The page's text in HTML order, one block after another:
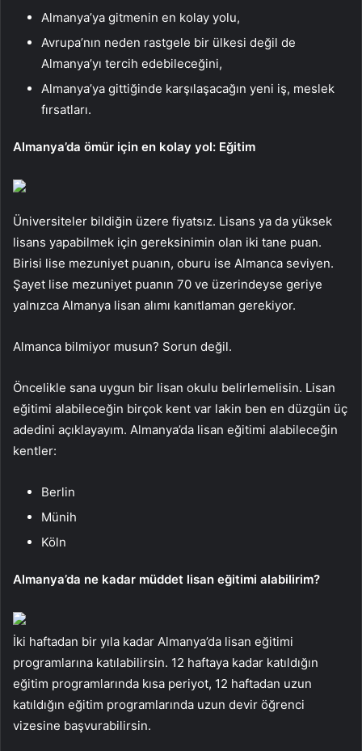
Almanya’ya gitmenin en kolay yolu,
Avrupa’nın neden rastgele bir ülkesi değil de
Almanya’yı tercih edebileceğini,
Almanya’ya gittiğinde karşılaşacağın yeni iş, meslek
fırsatları.
Almanya’da ömür için en kolay yol: Eğitim
Üniversiteler bildiğin üzere fiyatsız. Lisans ya da yüksek
lisans yapabilmek için gereksinimin olan iki tane puan.
Birisi lise mezuniyet puanın, oburu ise Almanca seviyen.
Şayet lise mezuniyet puanın 70 ve üzerindeyse geriye
yalnızca Almanya lisan alımı kanıtlaman gerekiyor.
Almanca bilmiyor musun? Sorun değil.
Öncelikle sana uygun bir lisan okulu belirlemelisin. Lisan
eğitimi alabileceğin birçok kent var lakin ben en düzgün üç
adedini açıklayayım. Almanya’da lisan eğitimi alabileceğin
kentler:
Berlin
Münih
Köln
Almanya’da ne kadar müddet lisan eğitimi alabilirim?
İki haftadan bir yıla kadar Almanya’da lisan eğitimi
programlarına katılabilirsin. 12 haftaya kadar katıldığın
eğitim programlarında kısa periyot, 12 haftadan uzun
katıldığın eğitim programlarında uzun devir öğrenci
vizesine başvurabilirsin.